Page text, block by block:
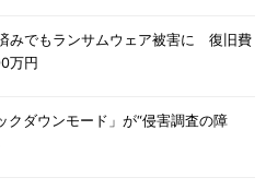
みでもランサムウェア被害に 復旧費
万円
クダウンモード」が“侵害調査の障